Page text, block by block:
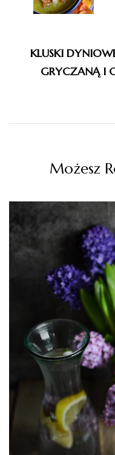
KLUSKI
GRYCZANĄ I
Możesz